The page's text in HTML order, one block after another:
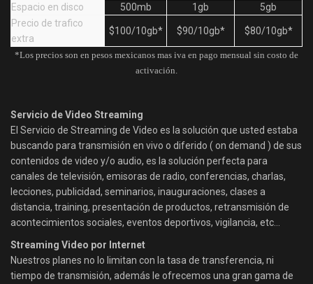
Espacio en disco
500mb 1gb
5gb
Precio de trafico
extra
$100/10gb* $90/10gb* $80/10gb*
*Los precios son en pesos mexicanos mas iva en pago mensual sin costo de
activación.
Servicio de Video Streaming
El Servicio de Streaming de Video es la solución que usted estaba
buscando para transmisión en vivo o diferido ( on demand ) de sus
contenidos de video y/o audio, es la solución perfecta para
canales de televisión, emisoras de radio, conferencias, charlas,
lecciones, publicidad, seminarios, inauguraciones, clases a
distancia, training, presentación de productos, retransmisión de
acontecimientos sociales, eventos deportivos, vigilancia, etc…
Streaming Video por Internet
Nuestros planes no lo limitan con la tasa de transferencia, ni
tiempo de transmisión, además le ofrecemos una gran gama de